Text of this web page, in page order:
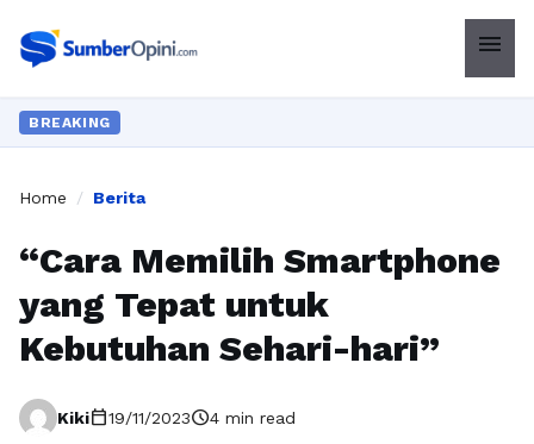
menu
BREAKING
Home / Berita
“Cara Memilih Smartphone
yang Tepat untuk
Kebutuhan Sehari-hari”
Kikicalendar_today19/11/2023schedule4 min read